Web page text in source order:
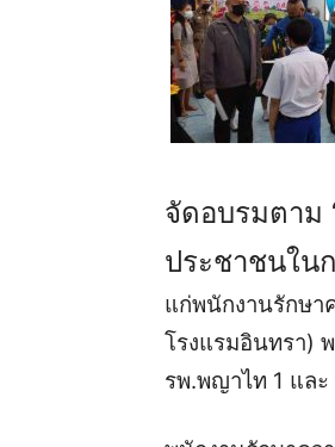
จัดอบรมตาม
ประชาชนใน
แก่พนักงานรักษา
โรงแรมอินทรา)
รพ.พญาไท 1 แล